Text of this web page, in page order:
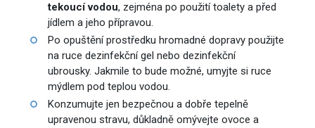
tekoucí vodou, zejména po použití toalety a před
jídlem a jeho přípravou.
Po opuštění prostředku hromadné dopravy použijte
na ruce dezinfekční gel nebo dezinfekční
ubrousky. Jakmile to bude možné, umyjte si ruce
mýdlem pod teplou vodou.
Konzumujte jen bezpečnou a dobře tepelně
upravenou stravu, důkladně omývejte ovoce a